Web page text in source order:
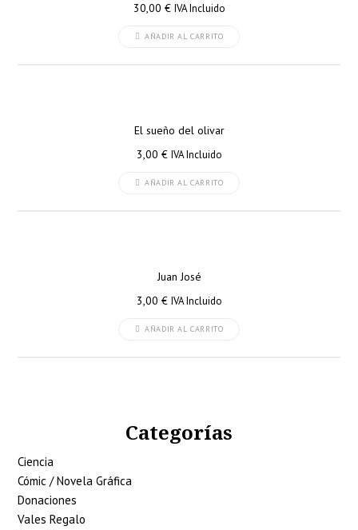
30,00 € IVA Incluido
AÑADIR AL CARRITO
El sueño del olivar
3,00 € IVA Incluido
AÑADIR AL CARRITO
Juan José
3,00 € IVA Incluido
AÑADIR AL CARRITO
Categorías
Ciencia
Cómic / Novela Gráfica
Donaciones
Vales Regalo